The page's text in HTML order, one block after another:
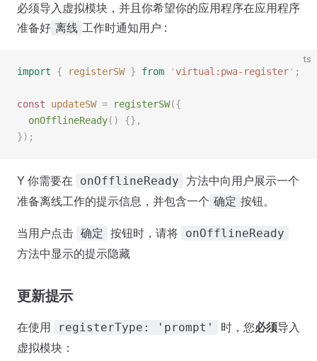
必须导入虚拟模块，并且你希望你的应用程序在应用程序
准备好 离线 工作时通知用户 :
ts
import { registerSW } from ' virtual:pwa-register' ;
const updateSW = registerSW({
  onOfflineReady
() {},
});
Y 你需要在 onOfflineReady 方法中向用户展示一个
准备离线工作的提示信息，并包含一个 确定 按钮。
当用户点击 确定 按钮时，请将 onOfflineReady
方法中显示的提示隐藏
更新提示
在使用 registerType: 'prompt' 时，您必须导入
虚拟模块：